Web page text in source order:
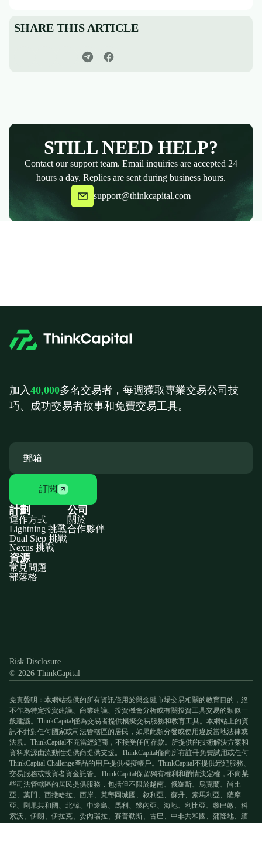
SHARE THIS ARTICLE
STILL NEED HELP?
Contact our support team. Email inquiries are accepted 24
hours a day. Replies are sent during business hours.
support@thinkcapital.com
加入40,000多名交易者，每週獲取專業交易公司技
巧、成功交易者故事和免費交易工具。
訂閱
計劃
運作方式
Lightning 挑戰
Dual Step 挑戰
Nexus 挑戰
公司
關於
合作夥伴
資源
常見問題
部落格
Risk Disclosure
© 2026 ThinkCapital
免責聲明：本網站提供的所有資訊僅用於與金融市場交易相關的教育目的，絕
不作為特定投資建議、商業建議、投資機會分析或有關投資工具交易的類似一
般建議。ThinkCapital僅為交易者提供模擬交易服務和教育工具。本網站上的資
訊不針對任何國家或司法管轄區的居民，如果此類分發或使用違反當地法律或
法規。ThinkCapital不充當經紀商，不接受任何存款。所提供的技術解決方案和
資料來源由流動性提供商提供支援。ThinkCapital僅向所有註冊免費試用或任何
ThinkCapital Challenge產品的用戶提供模擬帳戶。ThinkCapital不提供經紀服務、
交易服務或投資者資金託管。ThinkCapital保留獨有權利和酌情決定權，不向某
些司法管轄區的居民提供服務，包括但不限於越南、俄羅斯、烏克蘭、尚比
亞、葉門、西撒哈拉、西岸、梵蒂岡城國、敘利亞、蘇丹、索馬利亞、薩摩
亞、剛果共和國、北韓、中途島、馬利、幾內亞、海地、利比亞、黎巴嫩、科
索沃、伊朗、伊拉克、委內瑞拉、賽普勒斯、古巴、中非共和國、蒲隆地、緬